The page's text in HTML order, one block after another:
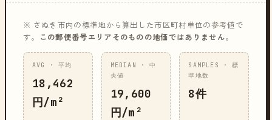
※ さぬき市内の標準地から算出した市区町村単位の参考値で
す。
この郵便番号エリアそのものの地価ではありません。
AVG · 平均
18,462
円/m²
MEDIAN · 中
央値
19,600
円/m²
SAMPLES · 標
準地数
8件